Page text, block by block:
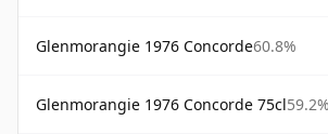
Glenmorangie 1976 Concorde60.8%
Glenmorangie 1976 Concorde 75cl59.2%